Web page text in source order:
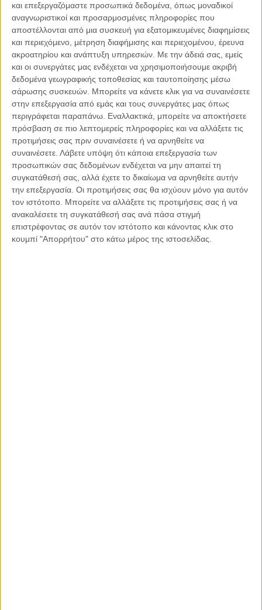
και επεξεργαζόμαστε προσωπικά δεδομένα, όπως μοναδικοί
αναγνωριστικοί και προσαρμοσμένες πληροφορίες που
αποστέλλονται από μια συσκευή για εξατομικευμένες διαφημίσεις
και περιεχόμενο, μέτρηση διαφήμισης και περιεχομένου, έρευνα
ακροατηρίου και ανάπτυξη υπηρεσιών. Με την άδειά σας, εμείς
και οι συνεργάτες μας ενδέχεται να χρησιμοποιήσουμε ακριβή
δεδομένα γεωγραφικής τοποθεσίας και ταυτοποίησης μέσω
σάρωσης συσκευών. Μπορείτε να κάνετε κλικ για να συναινέσετε
στην επεξεργασία από εμάς και τους συνεργάτες μας όπως
περιγράφεται παραπάνω. Εναλλακτικά, μπορείτε να αποκτήσετε
πρόσβαση σε πιο λεπτομερείς πληροφορίες και να αλλάξετε τις
προτιμήσεις σας πριν συναινέσετε ή να αρνηθείτε να
συναινέσετε. Λάβετε υπόψη ότι κάποια επεξεργασία των
προσωπικών σας δεδομένων ενδέχεται να μην απαιτεί τη
συγκατάθεσή σας, αλλά έχετε το δικαίωμα να αρνηθείτε αυτήν
την επεξεργασία. Οι προτιμήσεις σας θα ισχύουν μόνο για αυτόν
τον ιστότοπο. Μπορείτε να αλλάξετε τις προτιμήσεις σας ή να
ανακαλέσετε τη συγκατάθεσή σας ανά πάσα στιγμή
επιστρέφοντας σε αυτόν τον ιστότοπο και κάνοντας κλικ στο
κουμπί "Απορρήτου" στο κάτω μέρος της ιστοσελίδας.
Έξι μήνες μετά ο έλεγχος που ασκεί η Ρωσία στις νότιες
ακτές της Ουκρανίας και σε μέρος της ανατολικής
Ουκρανίας αμφισβητείται, την ίδια στιγμή που υπάρχουν
σημαντικές αντεπιθέσεις από πλευράς του ουκρανικού
στρατού σε περιοχές που βρίσκονται υπό τον έλεγχο των
ρωσικών στρατευμάτων. Οι μάχες σήμερα είναι μάχες
χαρακωμάτων και πυροβολικού και εκτιμάται ότι θα
συνεχιστούν με αυτόν τον ρυθμό, επιτείνοντας τον πόλεμο
σε βάθος χρόνου, χωρίς άμεσες προοπτικές τερματισμού του
ή επίλυσής του μέσω διπλωματικών οδών. Στην παρούσα
φάση γίνεται διαχείριση της εξαγωγής σιτηρών, για
παράδειγμα, από την Ουκρανία από λιμάνια στη Μαύρη
Θάλασσα που δεν τελούν υπό τον έλεγχο της Ρωσίας, την
ίδια στιγμή που σημειώνονται συνεχώς απώλειες ζωών στο
πεδίο της μάχης.